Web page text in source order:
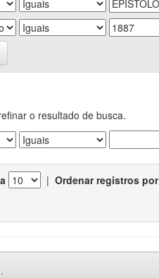
o resultado de busca.
| Ordenar registros por